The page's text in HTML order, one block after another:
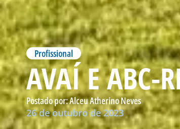
Profissional
AVAÍ E ABC-
Postado por:Alceu Atherino Neves
26 de outubro de 2023